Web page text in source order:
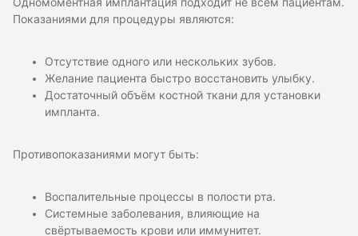
Одномоментная имплантация подходит не всем пациентам.
Показаниями для процедуры являются:
Отсутствие одного или нескольких зубов.
Желание пациента быстро восстановить улыбку.
Достаточный объём костной ткани для установки
импланта.
Противопоказаниями могут быть:
Воспалительные процессы в полости рта.
Системные заболевания, влияющие на
свёртываемость крови или иммунитет.